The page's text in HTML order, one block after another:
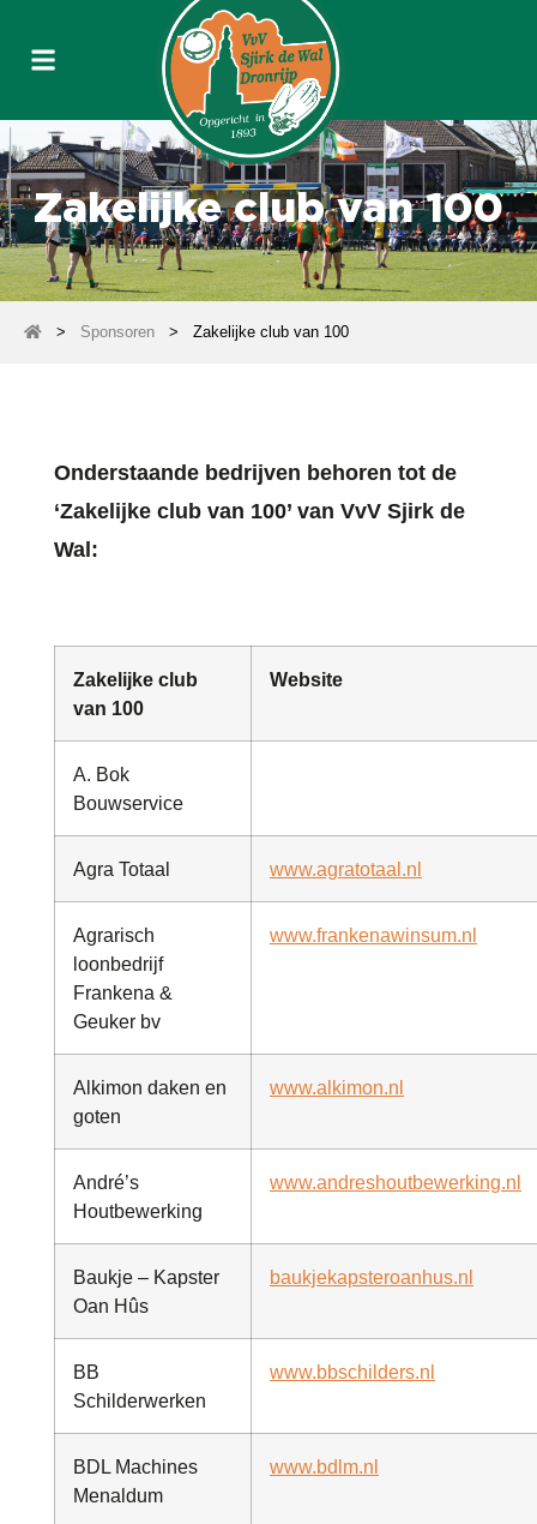
Zakelijke club van 100
> Sponsoren > Zakelijke club van 100
Onderstaande bedrijven behoren tot de
‘Zakelijke club van 100’ van VvV Sjirk de
Wal:
Zakelijke club
van 100
Website
A. Bok
Bouwservice
Agra Totaal www.agratotaal.nl
Agrarisch
loonbedrijf
Frankena &
Geuker bv
www.frankenawinsum.nl
Alkimon daken en
goten
www.alkimon.nl
André’s
Houtbewerking
www.andreshoutbewerking.nl
Baukje – Kapster
Oan Hûs
baukjekapsteroanhus.nl
BB
Schilderwerken
www.bbschilders.nl
BDL Machines
Menaldum
www.bdlm.nl